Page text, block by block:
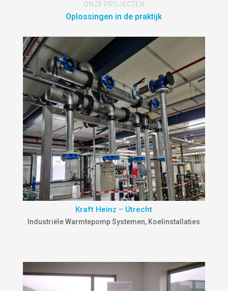
ONZE PROJECTEN
Oplossingen in de praktijk
Kraft Heinz – Utrecht
Industriële Warmtepomp Systemen, Koelinstallaties